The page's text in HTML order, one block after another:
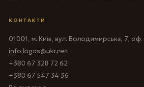
КОНТАКТИ
01001, м. Київ, вул. Володимирська, 7, оф.
info.logos@ukr.net
+380 67 328 72 62
+380 67 547 34 36